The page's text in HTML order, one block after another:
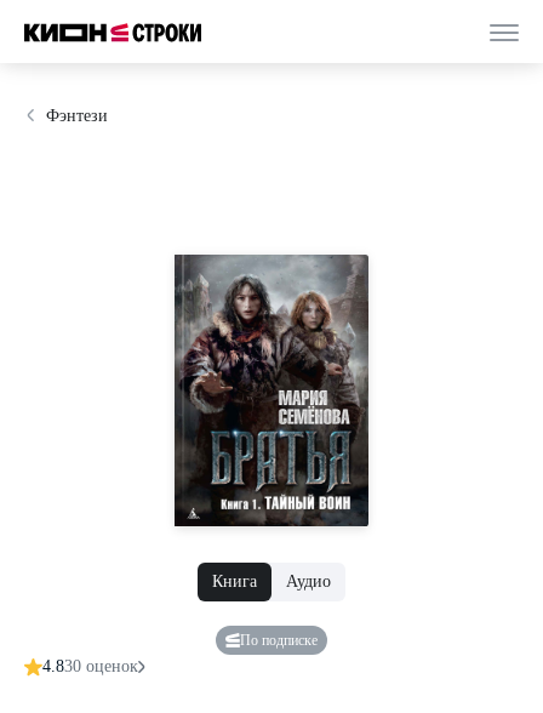
Фэнтези
Книга Аудио
По подписке
4.830 оценок